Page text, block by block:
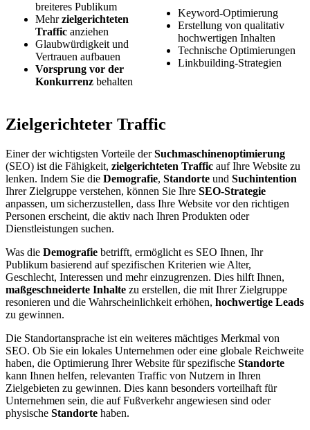
breiteres Publikum
Mehrzielgerichteten
Traffic anziehen
Glaubwürdigkeit und
Vertrauen aufbauen
Vorsprung vor der
Konkurrenz behalten
Keyword-Optimierung
Erstellung von qualitativ
hochwertigen Inhalten
Technische Optimierungen
Linkbuilding-Strategien
Zielgerichteter Traffic
Einer der wichtigsten Vorteile derSuchmaschinenoptimierung
(SEO) ist die Fähigkeit, zielgerichteten Traffic auf Ihre Website zu
lenken. Indem Sie die Demografie, Standorte und Suchintention
Ihrer Zielgruppe verstehen, können Sie Ihre SEO-Strategie
anpassen, um sicherzustellen, dass Ihre Website vor den richtigen
Personen erscheint, die aktiv nach Ihren Produkten oder
Dienstleistungen suchen.
Was die Demografie betrifft, ermöglicht es SEO Ihnen, Ihr
Publikum basierend auf spezifischen Kriterien wie Alter,
Geschlecht, Interessen und mehr einzugrenzen. Dies hilft Ihnen,
maßgeschneiderte Inhalte zu erstellen, die mit Ihrer Zielgruppe
resonieren und die Wahrscheinlichkeit erhöhen, hochwertige Leads
zu gewinnen.
Die Standortansprache ist ein weiteres mächtiges Merkmal von
SEO. Ob Sie ein lokales Unternehmen oder eine globale Reichweite
haben, die Optimierung Ihrer Website für spezifische Standorte
kann Ihnen helfen, relevanten Traffic von Nutzern in Ihren
Zielgebieten zu gewinnen. Dies kann besonders vorteilhaft für
Unternehmen sein, die auf Fußverkehr angewiesen sind oder
physische Standorte haben.